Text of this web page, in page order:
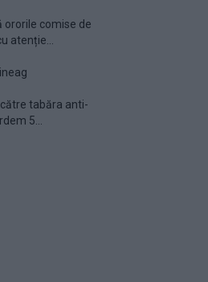
ororile comise de
atenție...
tabăra anti-
5...